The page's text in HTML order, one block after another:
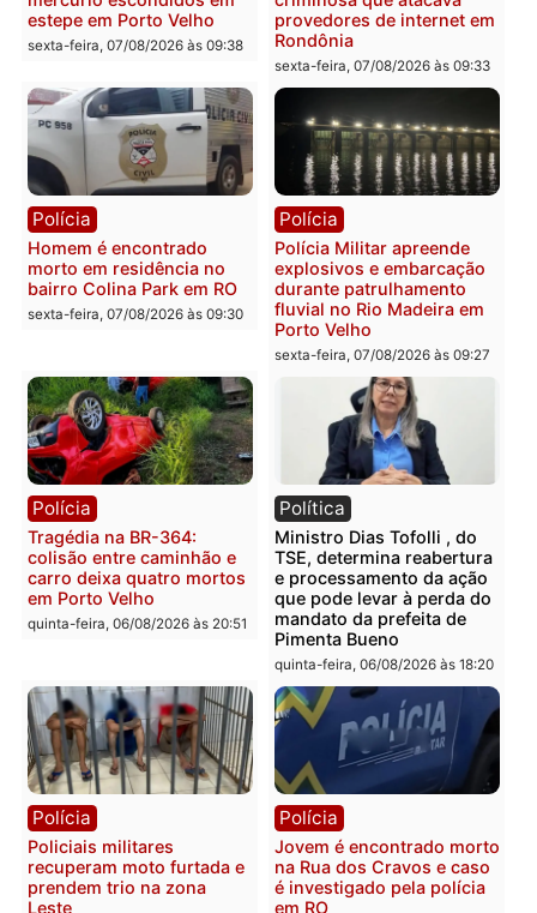
2 MILHÕES – Unnesa
apresenta documentos
que comprovam
na operação alvo da PF
sexta-feira, 07/08/2026 às 12:24
Polícia Federal apreende
400 quilos de drogas e
prende motorista em RO
Polícia
mercúrio escondidos em
estepe em Porto Velho
sexta-feira, 07/08/2026 às 09:38
Polícia
Polícia Civil deflagra
operação contra facção
criminosa que atacava
provedores de internet
Rondônia
sexta-feira, 07/08/2026 às
Polícia
bairro Colina Park em RO
sexta-feira, 07/08/2026 às 09:30
Polícia
Polícia Militar apreende
explosivos e
durante patrulhamento
fluvial no Rio Madeira em
Porto Velho
sexta-feira, 07/08/2026 às